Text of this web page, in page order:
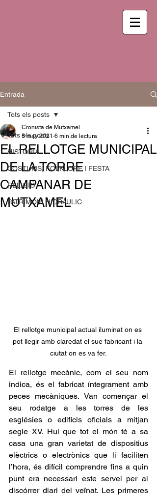
Entrada
Tots els posts
HISTÒRIA
COSTUMS, FOLKLORE I FESTA
RELIGIÓ
PATRIMONI HIDRÀULIC
Tots els posts
EL RELLOTGE MUNICIPAL
DE LA TORRE
CAMPANAR DE
MUTXAMEL
Cronista de Mutxamel
5 may 2021 6 min de lectura
El rellotge municipal actual iluminat on es
pot llegir amb claredat el sue fabricant i la
ciutat on es va fer.
El rellotge mecànic, com el seu nom
indica, és el fabricat íntegrament amb
peces mecàniques. Van començar el
seu rodatge a les torres de les
esglésies o edificis oficials a mitjan
segle XV. Hui que tot el món té a sa
casa una gran varietat de dispositius
elèctrics o electrònics que li faciliten
l’hora, és difícil comprendre fins a quin
punt era necessari este servei per al
discórrer diari del veïnat. Les primeres